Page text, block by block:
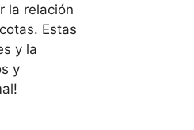
la relación
Estas
y la
y